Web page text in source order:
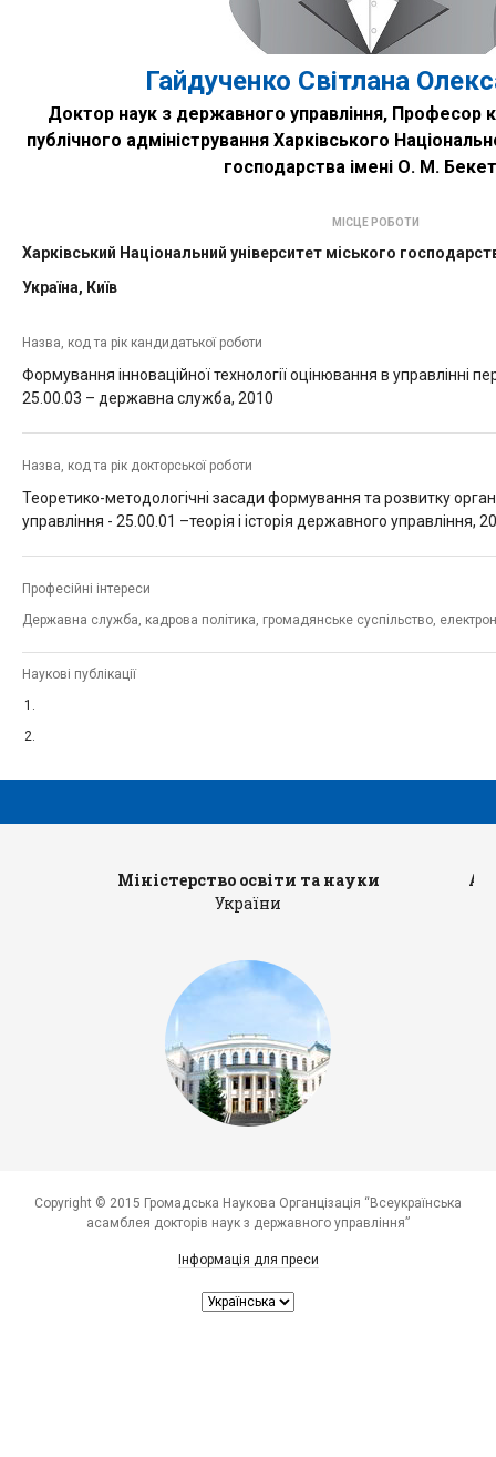
Гайдученко Світлана
Доктор наук з державного управління,
публічного адміністрування Харківського
господарства імені О. М.
МІСЦЕ РОБОТИ
Харківський Національний університет міського
Україна, Київ
Назва, код та рік кандидатької роботи
Формування інноваційної технології оцінювання в управлінні
25.00.03 – державна служба, 2010
Назва, код та рік докторської роботи
Теоретико-методологічні засади формування та розвитку
управління - 25.00.01 –теорія і історія державного управління,
Професійні інтереси
Державна служба, кадрова політика, громадянське суспільство,
Наукові публікації
Міністерство освіти та науки
України
Copyright © 2015 Громадська Наукова Органцізація “Всеукраїнська
асамблея докторів наук з державного управління”
Інформація для преси